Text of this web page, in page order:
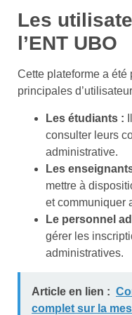
Les
l’ENT UBO
Cette plateforme a
principales
Les étudiants :
consulter leurs
administrative.
Les
mettre à
et communiquer
Le personnel
gérer les
administratives.
Article en lien :
complet sur la